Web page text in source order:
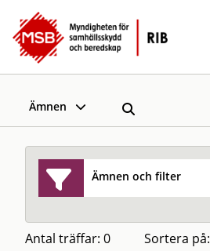
Ämnen
Ämnen och filter
Antal träffar: 0 Sortera på: